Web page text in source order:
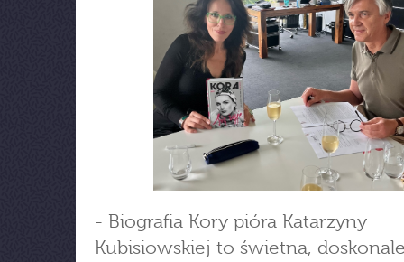
- Biografia Kory pióra Katarzyny
Kubisiowskiej to świetna,